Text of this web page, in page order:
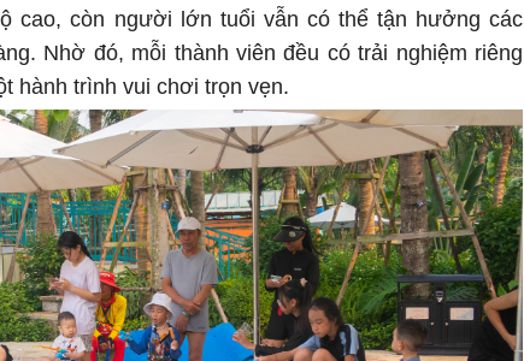
cao, còn người lớn tuổi vẫn có thể tận hưởng các
Nhờ đó, mỗi thành viên đều có trải nghiệm riêng
hành trình vui chơi trọn vẹn.